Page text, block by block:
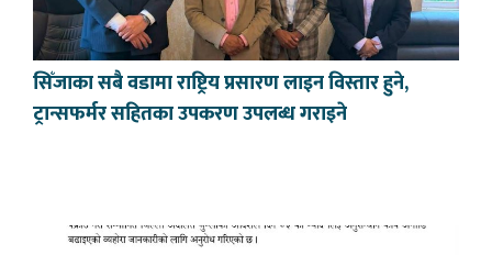
सिँजाका सबै वडामा राष्ट्रिय प्रसारण लाइन विस्तार हुने,
ट्रान्सफर्मर सहितका उपकरण उपलब्ध गराइने